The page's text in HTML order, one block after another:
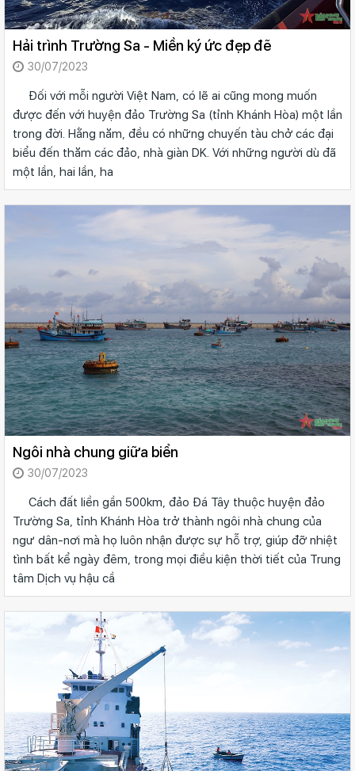
Hải trình Trường Sa - Miền ký ức đẹp đẽ
30/07/2023
Đối với mỗi người Việt Nam, có lẽ ai cũng mong muốn
được đến với huyện đảo Trường Sa (tỉnh Khánh Hòa) một lần
trong đời. Hằng năm, đều có những chuyến tàu chở các đại
biểu đến thăm các đảo, nhà giàn DK. Với những người dù đã
một lần, hai lần, ha
Ngôi nhà chung giữa biển
30/07/2023
Cách đất liền gần 500km, đảo Đá Tây thuộc huyện đảo
Trường Sa, tỉnh Khánh Hòa trở thành ngôi nhà chung của
ngư dân-nơi mà họ luôn nhận được sự hỗ trợ, giúp đỡ nhiệt
tình bất kể ngày đêm, trong mọi điều kiện thời tiết của Trung
tâm Dịch vụ hậu cầ